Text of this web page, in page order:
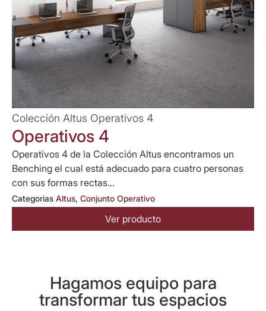
Colección Altus Operativos 4
Operativos 4
Operativos 4 de la Colección Altus encontramos un
Benching el cual está adecuado para cuatro personas
con sus formas rectas...
Categorias Altus, Conjunto Operativo
Ver producto
Hagamos equipo para
transformar tus espacios